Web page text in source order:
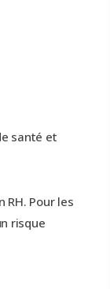
santé et
Pour les
risque